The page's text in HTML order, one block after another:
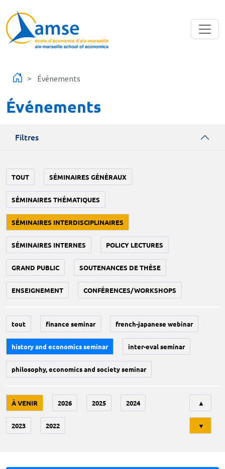
Événements
Événements
Filtres
TOUT SÉMINAIRES GÉNÉRAUX
SÉMINAIRES THÉMATIQUES
SÉMINAIRES INTERDISCIPLINAIRES
SÉMINAIRES INTERNES POLICY LECTURES
GRAND PUBLIC SOUTENANCES DE THÈSE
ENSEIGNEMENT CONFÉRENCES/WORKSHOPS
tout finance seminar french-japanese webinar
history and economics seminar inter-eval seminar
philosophy, economics and society seminar
À VENIR 2026 2025 2024
2023 2022
▲
▼